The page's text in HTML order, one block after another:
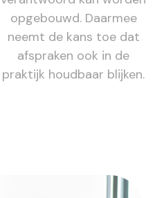
opgebouwd. Daarmee
neemt de kans toe dat
afspraken ook in de
praktijk houdbaar blijken.